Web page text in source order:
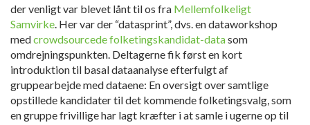
der venligt var blevet lånt til os fra Mellemfolkeligt
Samvirke. Her var der “datasprint”, dvs. en dataworkshop
medcrowdsourcede folketingskandidat-datasom
omdrejningspunkten. Deltagerne fik først en kort
introduktion til basal dataanalyse efterfulgt af
gruppearbejde med dataene: En oversigt over samtlige
opstillede kandidater til det kommende folketingsvalg, som
en gruppe frivillige har lagt kræfter i at samle i ugerne op til